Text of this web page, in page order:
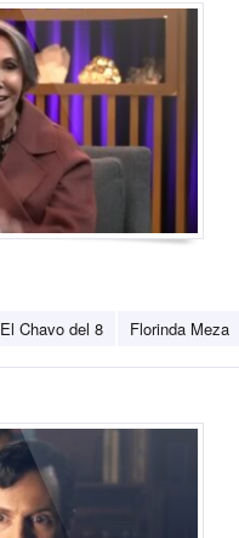
El Chavo del 8 Florinda Meza